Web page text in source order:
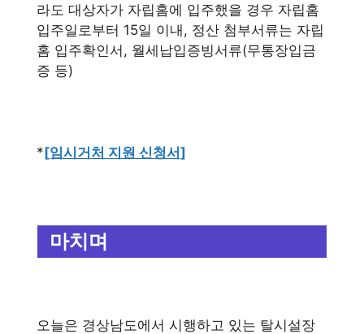
라도 대상자가 자립홈에 입주했을 경우 자립홈
입주일로부터 15일 이내, 정산 첨부서류는 자립
홈 입주확인서, 월세납입증빙서류(무통장입금
증 등)
*[임시거처 지원 신청서]
마치며
오늘은 경상남도에서 시행하고 있는 탈시설장